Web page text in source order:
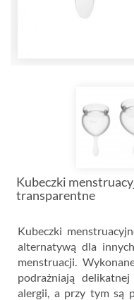
Kubeczki
transparentne
Kubeczki
alternatywą dla
menstruacji.
podrażniają
alergii, a przy tym są